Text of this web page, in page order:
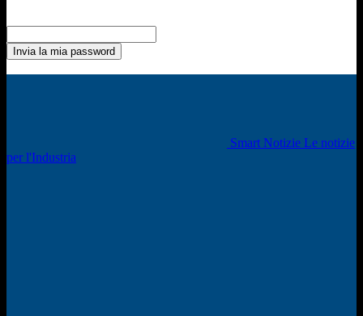
Smart Notizie Le notizie
per l'Industria